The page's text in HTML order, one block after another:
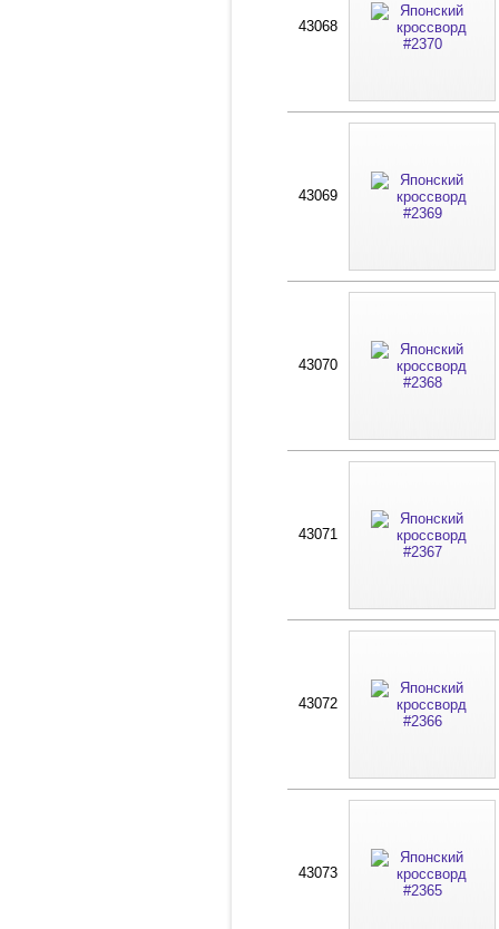
43068
43069
43070
43071
43072
43073